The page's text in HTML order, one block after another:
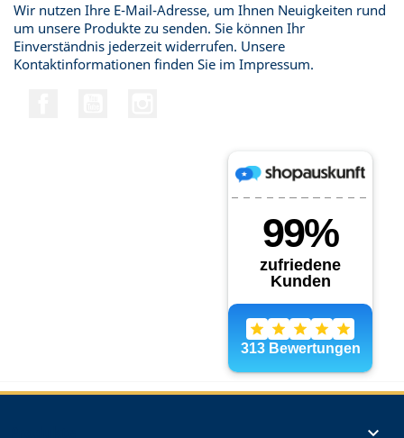
Wir nutzen Ihre E-Mail-Adresse, um Ihnen Neuigkeiten rund
um unsere Produkte zu senden. Sie können Ihr
Einverständnis jederzeit widerrufen. Unsere
Kontaktinformationen finden Sie im Impressum.
